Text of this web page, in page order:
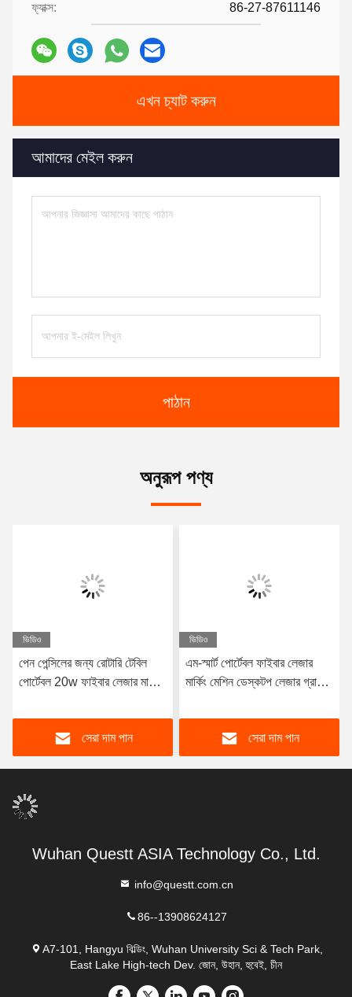
ফ্যাক্স: 86-27-87611146
এখন চ্যাট করুন
আমাদের মেইল করুন
পাঠান
অনুরূপ পণ্য
ভিডিও
পেন পেন্সিলের জন্য রোটারি টেবিল
পোর্টেবল 20w ফাইবার লেজার মার্কিং
সেরা দাম পান
ভিডিও
এম-স্মার্ট পোর্টেবল ফাইবার লেজার
মার্কিং মেশিন ডেস্কটপ লেজার গ্রাভার
সেরা দাম পান
Wuhan Questt ASIA Technology Co., Ltd.
info@questt.com.cn
86--13908624127
A7-101, Hangyu বিল্ডিং, Wuhan University Sci & Tech Park,
East Lake High-tech Dev. জোন, উহান, হুবেই, চীন